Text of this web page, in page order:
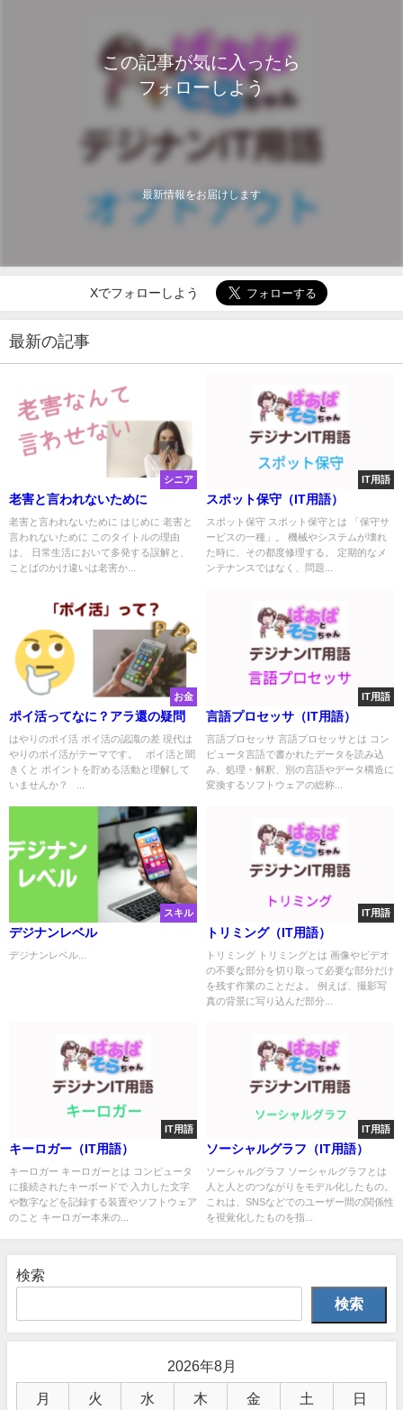
この記事が気に入ったら
フォローしよう
最新情報をお届けします
Xでフォローしよう
最新の記事
シニア
老害と言われないために
老害と言われないために はじめに 老害と
言われないために このタイトルの理由
は、 日常生活において多発する誤解と、
ことばのかけ違いは老害か...
IT用語
スポット保守（IT用語）
スポット保守 スポット保守とは 「保守サ
ービスの一種」。 機械やシステムが壊れ
た時に、その都度修理する。 定期的なメ
ンテナンスではなく、問題...
お金
ポイ活ってなに？アラ還の疑問
はやりのポイ活 ポイ活の認識の差 現代は
やりのポイ活がテーマです。 ポイ活と聞
きくと ポイントを貯める活動と理解して
いませんか？ ...
IT用語
言語プロセッサ（IT用語）
言語プロセッサ 言語プロセッサとは コン
ピュータ言語で書かれたデータを読み込
み、処理・解釈、別の言語やデータ構造に
変換するソフトウェアの総称...
スキル
デジナンレベル
デジナンレベル...
IT用語
トリミング（IT用語）
トリミング トリミングとは 画像やビデオ
の不要な部分を切り取って必要な部分だけ
を残す作業のことだよ。 例えば、撮影写
真の背景に写り込んだ部分...
IT用語
キーロガー（IT用語）
キーロガー キーロガーとは コンピュータ
に接続されたキーボードで 入力した文字
や数字などを記録する装置やソフトウェア
のこと キーロガー本来の...
IT用語
ソーシャルグラフ（IT用語）
ソーシャルグラフ ソーシャルグラフとは
人と人とのつながりをモデル化したもの。
これは、SNSなどでのユーザー間の関係性
を視覚化したものを指...
検索
検索
2026年8月
月 火 水 木 金 土 日